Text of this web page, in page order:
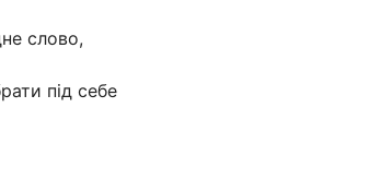
слово,
під себе